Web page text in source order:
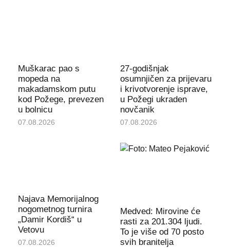
Muškarac pao s
mopeda na
makadamskom putu
kod Požege, prevezen
u bolnicu
07.08.2026
27-godišnjak
osumnjičen za prijevaru
i krivotvorenje isprave,
u Požegi ukraden
novčanik
07.08.2026
Najava Memorijalnog
nogometnog turnira
„Damir Kordiš“ u
Vetovu
07.08.2026
Medved: Mirovine će
rasti za 201.304 ljudi.
To je više od 70 posto
svih branitelja